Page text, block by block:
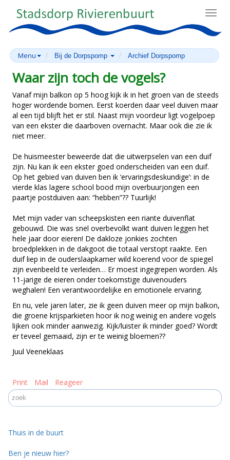
Menu Bij de Dorpspomp Archief Dorpspomp
Waar zijn toch de vogels?
Vanaf mijn balkon op 5 hoog kijk ik in het groen van de steeds
hoger wordende bomen. Eerst koerden daar veel duiven maar
al een tijd blijft het er stil. Naast mijn voordeur ligt vogelpoep
van een ekster die daarboven overnacht. Maar ook die zie ik
niet meer.
De huismeester beweerde dat die uitwerpselen van een duif
zijn. Nu kan ik een ekster goed onderscheiden van een duif.
Op het gebied van duiven ben ik ‘ervaringsdeskundige’: in de
vierde klas lagere school bood mijn overbuurjongen een
paartje postduiven aan: “hebben”?? Tuurlijk!
Met mijn vader van scheepskisten een riante duivenflat
gebouwd. Die was snel overbevolkt want duiven leggen het
hele jaar door eieren! De dakloze jonkies zochten
broedplekken in de dakgoot die totaal verstopt raakte. Een
duif liep in de ouderslaapkamer wild koerend voor de spiegel
zijn evenbeeld te verleiden… Er moest ingegrepen worden. Als
11-jarige de eieren onder toekomstige duivenouders
weghalen! Een verantwoordelijke en emotionele ervaring.
En nu, vele jaren later, zie ik geen duiven meer op mijn balkon,
die groene krijsparkieten hoor ik nog weinig en andere vogels
lijken ook minder aanwezig. Kijk/luister ik minder goed? Wordt
er teveel gemaaid, zijn er te weinig bloemen??
Juul Veeneklaas
Print Mail Reageer
Thuis in de buurt
Ben je nieuw hier?